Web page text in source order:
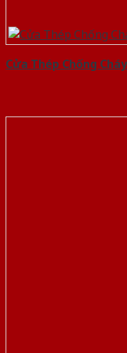
Cửa Thép Chống